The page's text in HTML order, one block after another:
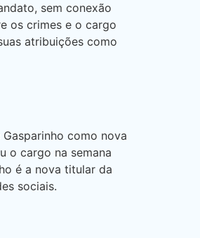
sem conexão
os crimes e o cargo
atribuições como
como nova
o cargo na semana
é a nova titular da
sociais.